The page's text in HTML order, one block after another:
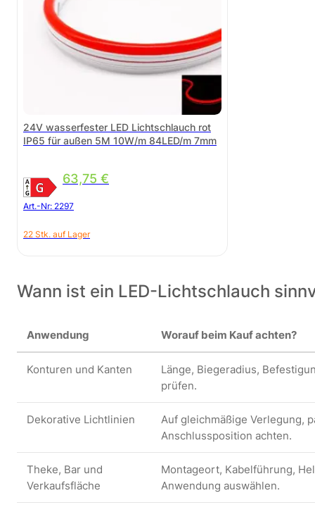
24V wasserfester LED Lichtschlauch rot
IP65 für außen 5M 10W/m 84LED/m 7mm
63,75 €
Art.-Nr: 2297
22 Stk. auf Lager
Wann ist ein LED-Lichtschlauch
Anwendung Worauf beim Kauf achten?
Konturen und Kanten
Länge, Biegeradius,
prüfen.
Dekorative Lichtlinien
Auf gleichmäßige Verlegung,
Anschlussposition achten.
Theke, Bar und
Verkaufsfläche
Montageort, Kabelführung,
Anwendung auswählen.